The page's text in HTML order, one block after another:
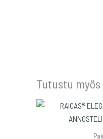
Tutustu myös